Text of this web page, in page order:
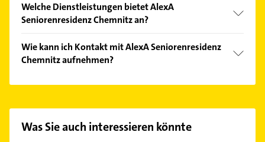
Welche Dienstleistungen bietet AlexA
Seniorenresidenz Chemnitz an?
Doppelzimmer, Seniorengerecht eingerichtet,
Duschbad mit WC, Vielfältiges
Wie kann ich Kontakt mit AlexA Seniorenresidenz
Chemnitz aufnehmen?
auswählen. Hier finden Sie alleKontaktdaten
Was Sie auch interessieren könnte